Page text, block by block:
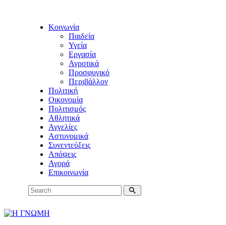
Κοινωνία
Παιδεία
Υγεία
Εργασία
Αγροτικά
Προσφυγικό
Περιβάλλον
Πολιτική
Οικονομία
Πολιτισμός
Αθλητικά
Αγγελίες
Αστυνομικά
Συνεντεύξεις
Απόψεις
Αγορά
Επικοινωνία